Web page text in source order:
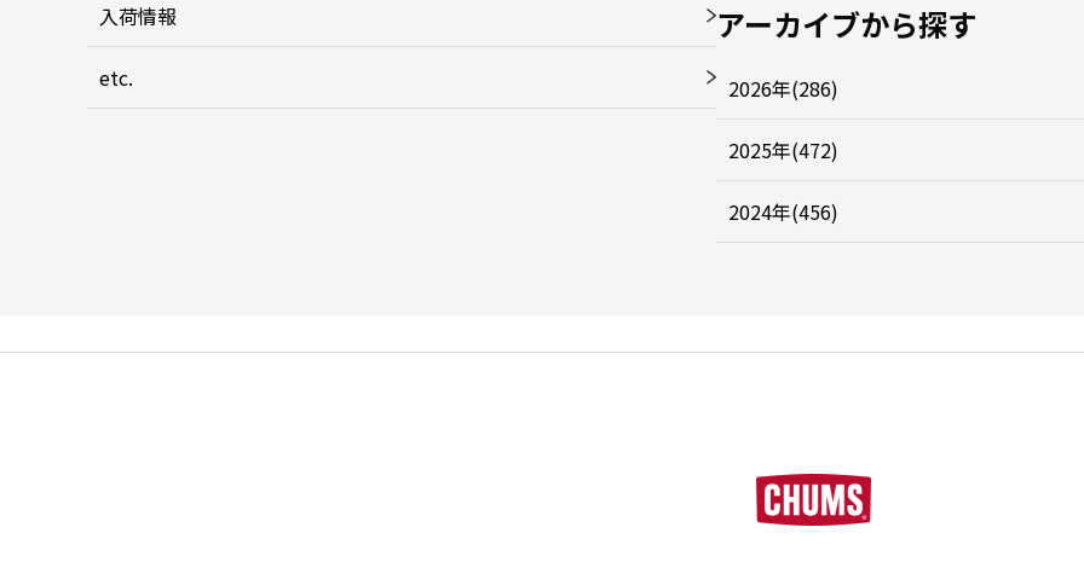
入荷情報
etc.
アーカイブから探す
2026年(286)
2025年(472)
2024年(456)